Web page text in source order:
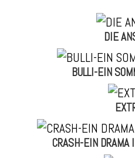
DIE
BULLI-EIN
CRASH-EIN